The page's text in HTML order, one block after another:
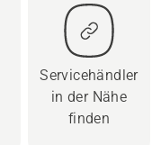
Servicehändler
in der Nähe
finden